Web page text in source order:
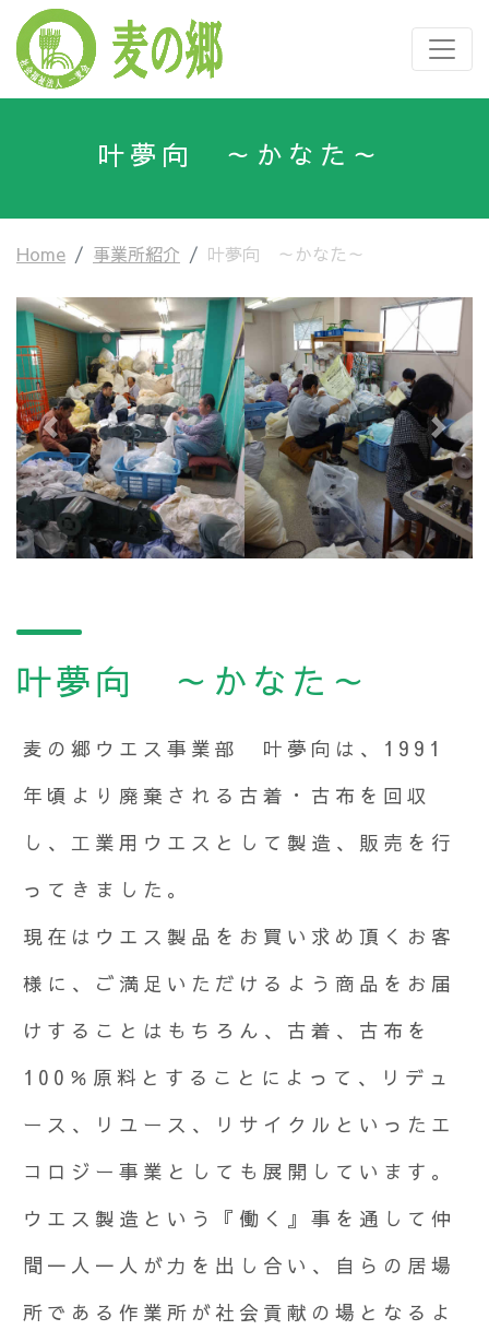
叶夢向 ～かなた～
Home 事業所紹介 叶夢向 ～かなた～
Previous Next
叶夢向 ～かなた～
麦の郷ウエス事業部 叶夢向は、1991
年頃より廃棄される古着・古布を回収
し、工業用ウエスとして製造、販売を行
ってきました。
現在はウエス製品をお買い求め頂くお客
様に、ご満足いただけるよう商品をお届
けすることはもちろん、古着、古布を
100％原料とすることによって、リデュ
ース、リユース、リサイクルといったエ
コロジー事業としても展開しています。
ウエス製造という『働く』事を通して仲
間一人一人が力を出し合い、自らの居場
所である作業所が社会貢献の場となるよ